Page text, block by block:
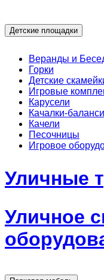
Детские площадки
Веранды и
Горки
Детские
Игровые
Карусели
Качалки-
Качели
Песочницы
Игровое
Уличные
Уличное